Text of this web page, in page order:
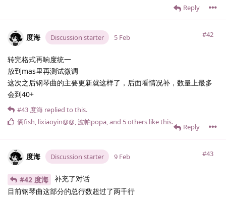
Reply
度海 Discussion starter #42
5 Feb
转完格式再响度统一
放到mas里再测试微调
这次之后钢琴曲的主要更新就这样了，后面看情况补，数量上最多
会到40+
Reply
#43 度海 replied to this.
俩fish, lixiaoyin@@,波帕popa, and 5others like this.
度海 Discussion starter #43
9 Feb
#42 度海
补充了对话
目前钢琴曲这部分的总行数超过了两千行